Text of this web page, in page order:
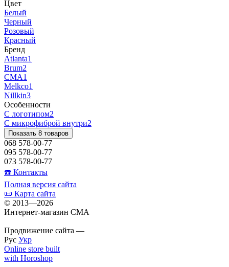
Цвет
Белый
Черный
Розовый
Красный
Бренд
Atlanta1
Brum2
CMA1
Melkco1
Nillkin3
Особенности
С логотипом2
С микрофиброй внутри2
Показать 8 товаров
068 578-00-77
095 578-00-77
073 578-00-77
☎️ Контакты
Полная версия сайта
📜 Карта сайта
© 2013—2026
Интернет-магазин CMA
Продвижение сайта —
Рус Укр
Online store built
with Horoshop